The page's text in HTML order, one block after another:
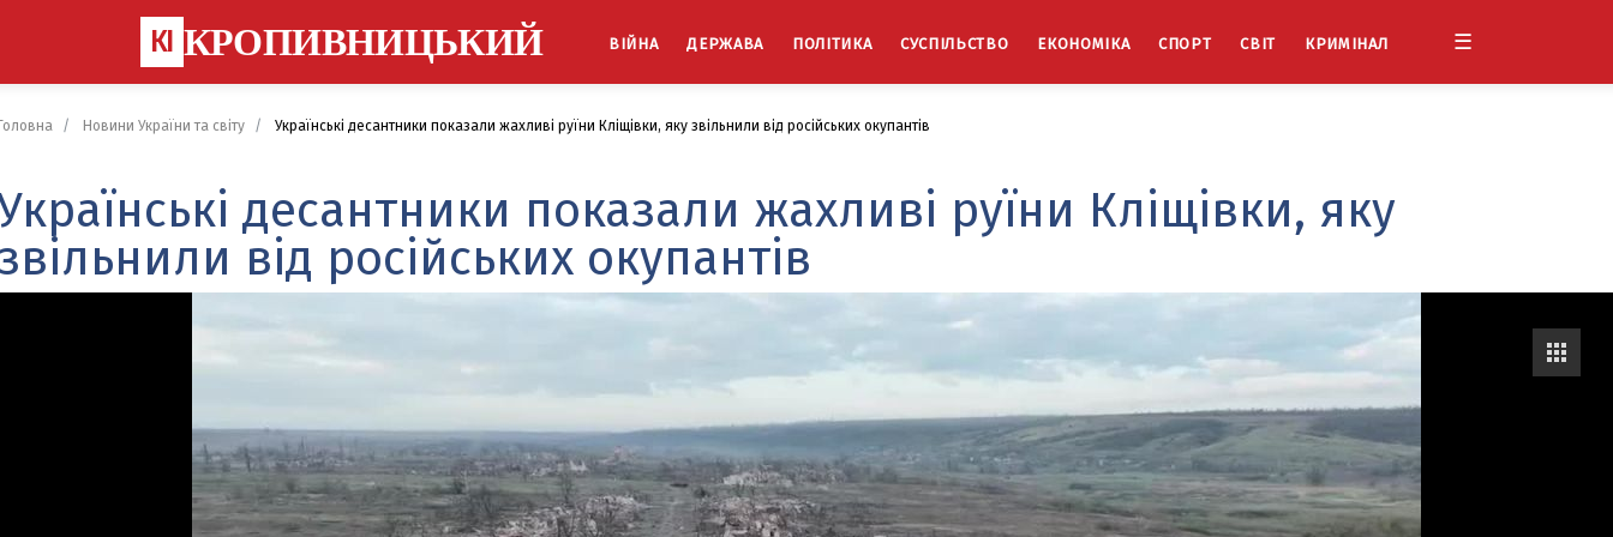
КІ КРОПИВНИЦЬКИЙ ВІЙНА ДЕРЖАВА ПОЛІТИКА СУСПІЛЬСТВО ЕКОНОМІКА СПОРТ СВІТ КРИМІНАЛ ☰
Новини України та світу Українські десантники показали жахливі руїни Кліщівки, яку звільнили від російських окупантів
десантники показали жахливі руїни Кліщівки, яку
від російських окупантів